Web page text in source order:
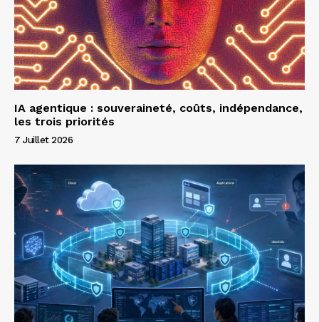
IA agentique : souveraineté, coûts, indépendance,
les trois priorités
7 Juillet 2026